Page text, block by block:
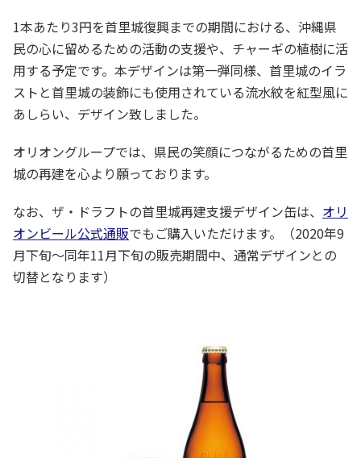
1本あたり3円を首里城復興までの期間における、沖縄県
民の心に留めるための活動の支援や、チャーギの植樹に活
用する予定です。本デザインは第一弾同様、首里城のイラ
ストと首里城の装飾にも使用されている流水紋を紅型風に
あしらい、デザイン致しました。
オリオングループでは、県民の笑顔につながるための首里
城の再建を心より願っております。
なお、ザ・ドラフトの首里城再建支援デザイン缶は、 オリ
オンビール公式通販でもご購入いただけます。（2020年9
月下旬～同年11月下旬の販売期間中、通常デザインとの
切替となります）